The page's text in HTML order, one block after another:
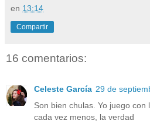
en 13:14
Compartir
16 comentarios:
Celeste García 29 de
Son bien chulas. Yo juego
cada vez menos, la verdad